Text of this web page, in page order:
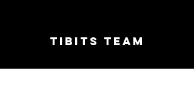
tibits Team